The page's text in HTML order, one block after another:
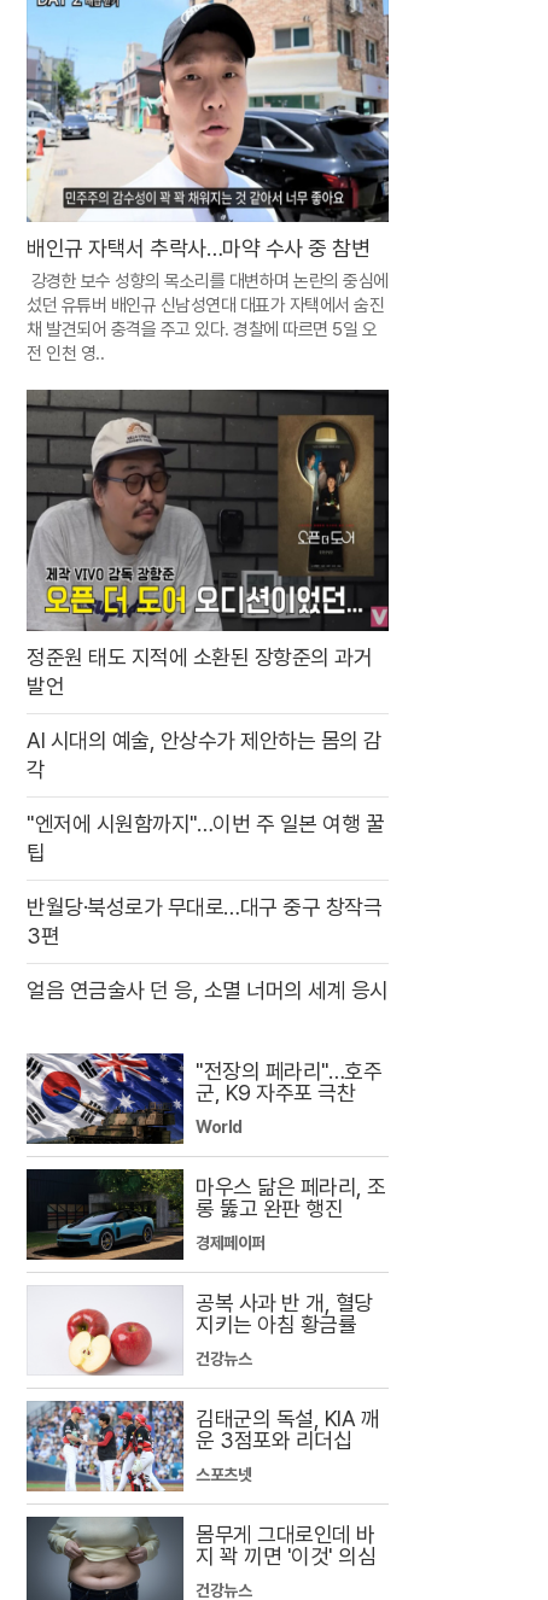
비
좋
은
후
불
제
상
조
,
이
되
어
상
조
배인규 자택서 추락사…마약 수사 중 참변
강경한 보수 성향의 목소리를 대변하며 논란의 중심에
섰던 유튜버 배인규 신남성연대 대표가 자택에서 숨진
채 발견되어 충격을 주고 있다. 경찰에 따르면 5일 오
전 인천 영..
정준원 태도 지적에 소환된 장항준의 과거
발언
AI 시대의 예술, 안상수가 제안하는 몸의 감
각
"엔저에 시원함까지"…이번 주 일본 여행 꿀
팁
반월당·북성로가 무대로…대구 중구 창작극
3편
얼음 연금술사 던 응, 소멸 너머의 세계 응시
"전장의 페라리"…호주
군, K9 자주포 극찬
World
마우스 닮은 페라리, 조
롱 뚫고 완판 행진
경제페이퍼
공복 사과 반 개, 혈당
지키는 아침 황금률
건강뉴스
김태군의 독설, KIA 깨
운 3점포와 리더십
스포츠넷
몸무게 그대로인데 바
지 꽉 끼면 '이것' 의심
건강뉴스